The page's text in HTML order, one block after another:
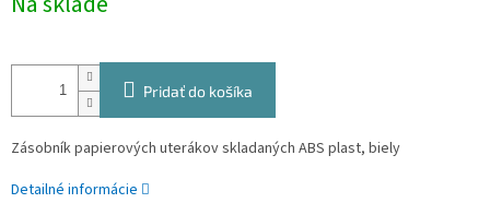
Pridať do košíka
Zásobník papierových uterákov skladaných ABS plast, biely
Detailné informácie